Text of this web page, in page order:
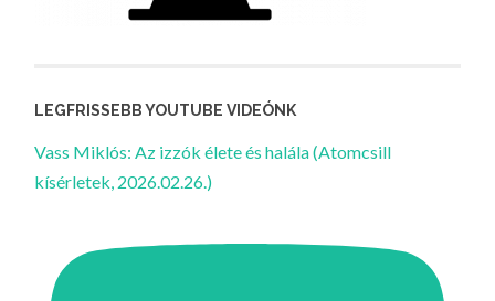
LEGFRISSEBB YOUTUBE VIDEÓNK
Vass Miklós: Az izzók élete és halála (Atomcsill
kísérletek, 2026.02.26.)